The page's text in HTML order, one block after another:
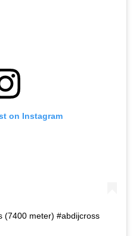
on Instagram
(7400 meter) #abdijcross